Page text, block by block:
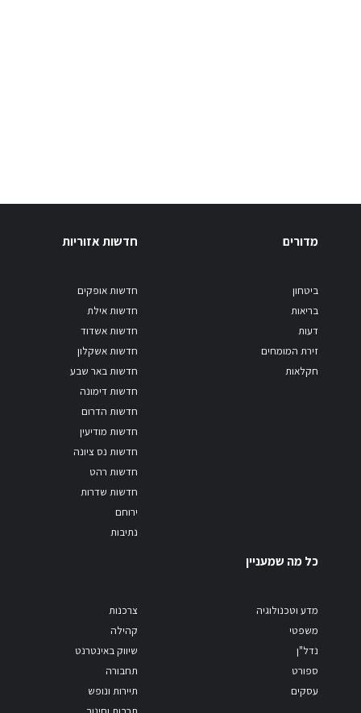
מדורים
ביטחון
בריאות
דעות
זירת המומחים
חקלאות
חדשות אזוריות
חדשות אופקים
חדשות אילת
חדשות אשדוד
חדשות אשקלון
חדשות באר שבע
חדשות דימונה
חדשות הדרום
חדשות מודיעין
חדשות נס ציונה
חדשות רהט
חדשות שדרות
ירוחם
נתיבות
כל מה שמעניין
מדע וטכנולוגיה
משפטי
נדל"ן
ספורט
עסקים
צרכנות
קהילה
שיווק באינטרנט
תחבורה
תיירות ונופש